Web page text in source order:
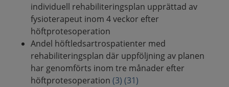
individuell rehabiliteringsplan upprättad av
fysioterapeut inom 4 veckor efter
höftprotesoperation
Andel höftledsartrospatienter med
rehabiliteringsplan där uppföljning av planen
har genomförts inom tre månader efter
höftprotesoperation (3) (31)